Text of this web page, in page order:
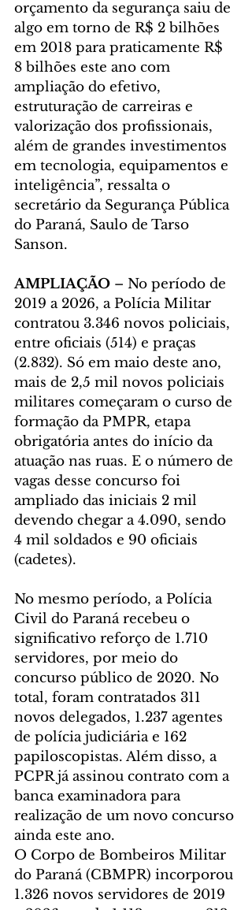
orçamento da segurança saiu de
algo em torno de R$ 2 bilhões
em 2018 para praticamente R$
8 bilhões este ano com
ampliação do efetivo,
estruturação de carreiras e
valorização dos profissionais,
além de grandes investimentos
em tecnologia, equipamentos e
inteligência”, ressalta o
secretário da Segurança Pública
do Paraná, Saulo de Tarso
Sanson.
AMPLIAÇÃO – No período de
2019 a 2026, a Polícia Militar
contratou 3.346 novos policiais,
entre oficiais (514) e praças
(2.832). Só em maio deste ano,
mais de 2,5 mil novos policiais
militares começaram o curso de
formação da PMPR, etapa
obrigatória antes do início da
atuação nas ruas. E o número de
vagas desse concurso foi
ampliado das iniciais 2 mil
devendo chegar a 4.090, sendo
4 mil soldados e 90 oficiais
(cadetes).
No mesmo período, a Polícia
Civil do Paraná recebeu o
significativo reforço de 1.710
servidores, por meio do
concurso público de 2020. No
total, foram contratados 311
novos delegados, 1.237 agentes
de polícia judiciária e 162
papiloscopistas. Além disso, a
PCPR já assinou contrato com a
banca examinadora para
realização de um novo concurso
ainda este ano.
O Corpo de Bombeiros Militar
do Paraná (CBMPR) incorporou
1.326 novos servidores de 2019